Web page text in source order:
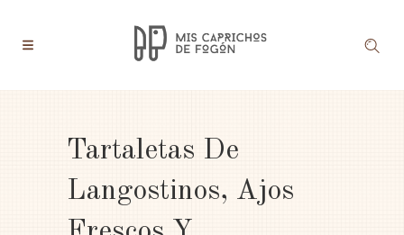
Tartaletas De
Langostinos, Ajos